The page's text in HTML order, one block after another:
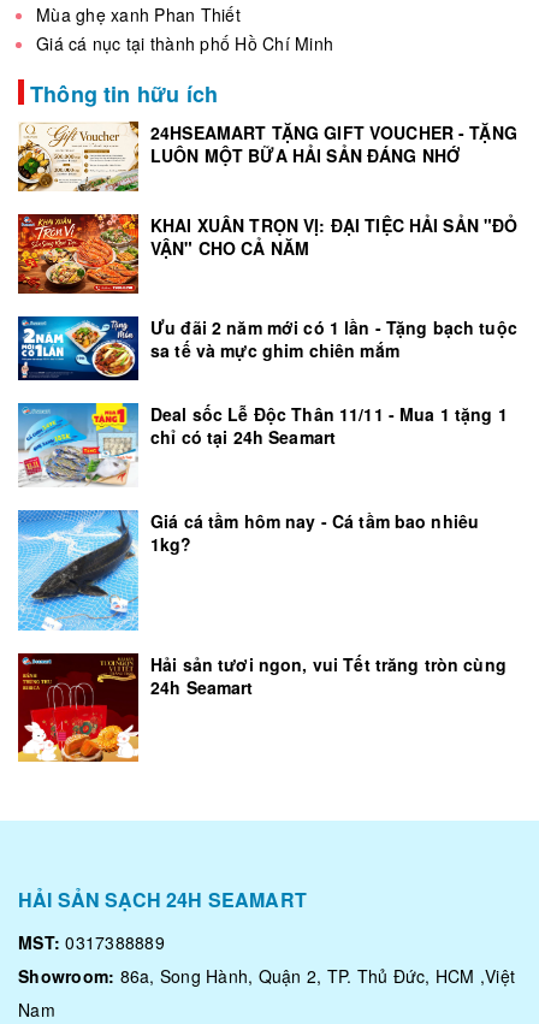
Mùa ghẹ xanh Phan Thiết
Giá cá nục tại thành phố Hồ Chí Minh
Thông tin hữu ích
24HSEAMART TẶNG GIFT VOUCHER - TẶNG
LUÔN MỘT BỮA HẢI SẢN ĐÁNG NHỚ
KHAI XUÂN TRỌN VỊ: ĐẠI TIỆC HẢI SẢN "ĐỎ
VẬN" CHO CẢ NĂM
Ưu đãi 2 năm mới có 1 lần - Tặng bạch tuộc
sa tế và mực ghim chiên mắm
Deal sốc Lễ Độc Thân 11/11 - Mua 1 tặng 1
chỉ có tại 24h Seamart
Giá cá tầm hôm nay - Cá tầm bao nhiêu
1kg?
Hải sản tươi ngon, vui Tết trăng tròn cùng
24h Seamart
HẢI SẢN SẠCH 24H SEAMART
MST: 0317388889
Showroom: 86a, Song Hành, Quận 2, TP. Thủ Đức, HCM ,Việt
Nam